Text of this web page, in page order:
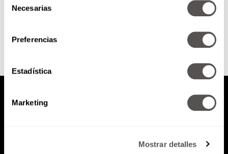
Necesarias
Preferencias
Estadística
Marketing
Mostrar detalles
Política de Privacidad